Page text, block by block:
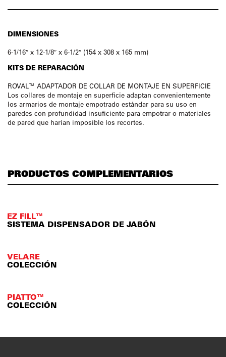
DIMENSIONES
6-1/16″ x 12-1/8″ x 6-1/2″ (154 x 308 x 165 mm)
KITS DE REPARACIÓN
ROVAL™ ADAPTADOR DE COLLAR DE MONTAJE EN SUPERFICIE
Los collares de montaje en superficie adaptan convenientemente
los armarios de montaje empotrado estándar para su uso en
paredes con profundidad insuficiente para empotrar o materiales
de pared que harían imposible los recortes.
PRODUCTOS COMPLEMENTARIOS
EZ FILL™
SISTEMA DISPENSADOR DE JABÓN
VELARE
COLECCIÓN
PIATTO™
COLECCIÓN